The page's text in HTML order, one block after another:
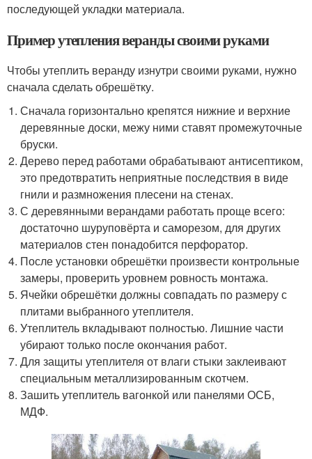
последующей укладки материала.
Пример утепления веранды своими руками
Чтобы утеплить веранду изнутри своими руками, нужно
сначала сделать обрешётку.
Сначала горизонтально крепятся нижние и верхние
деревянные доски, межу ними ставят промежуточные
бруски.
Дерево перед работами обрабатывают антисептиком,
это предотвратить неприятные последствия в виде
гнили и размножения плесени на стенах.
С деревянными верандами работать проще всего:
достаточно шуруповёрта и саморезом, для других
материалов стен понадобится перфоратор.
После установки обрешётки произвести контрольные
замеры, проверить уровнем ровность монтажа.
Ячейки обрешётки должны совпадать по размеру с
плитами выбранного утеплителя.
Утеплитель вкладывают полностью. Лишние части
убирают только после окончания работ.
Для защиты утеплителя от влаги стыки заклеивают
специальным металлизированным скотчем.
Зашить утеплитель вагонкой или панелями ОСБ,
МДФ.